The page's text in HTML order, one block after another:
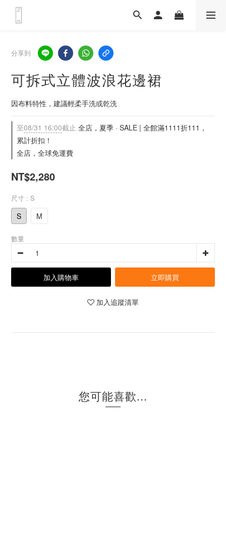
分享到
可拆式立體波浪花邊裙
因布料特性，建議輕柔手洗或乾洗
至08/31 16:00截止 全店，夏季 · SALE | 全館滿1111折111，
累計折扣！
全店，全球免運費
NT$2,280
尺寸 : S
S M
數量
加入購物車 立即購買
加入追蹤清單
您可能喜歡...